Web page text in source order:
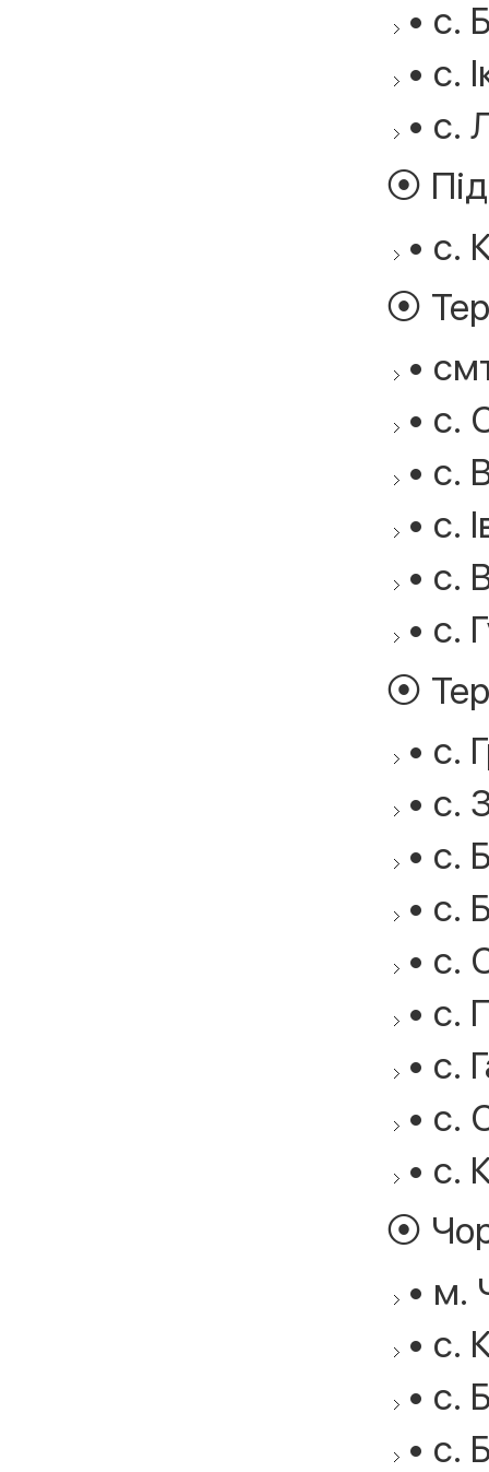
• с.
• с.
• с.
⦿
• с.
⦿
•
• с.
• с.
• с.
• с.
• с.
⦿
• с.
• с.
• с.
• с.
• с.
• с.
• с.
• с.
• с.
⦿
• м.
• с.
• с.
• с.